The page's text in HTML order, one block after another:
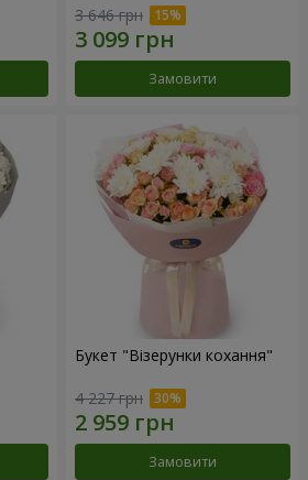
3 646 грн
Замовити
Букет "Візерунки кохання"
4 227 грн
Замовити